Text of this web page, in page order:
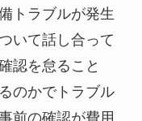
トラブルが発生
いて話し合って
認を怠ること
のかでトラブル